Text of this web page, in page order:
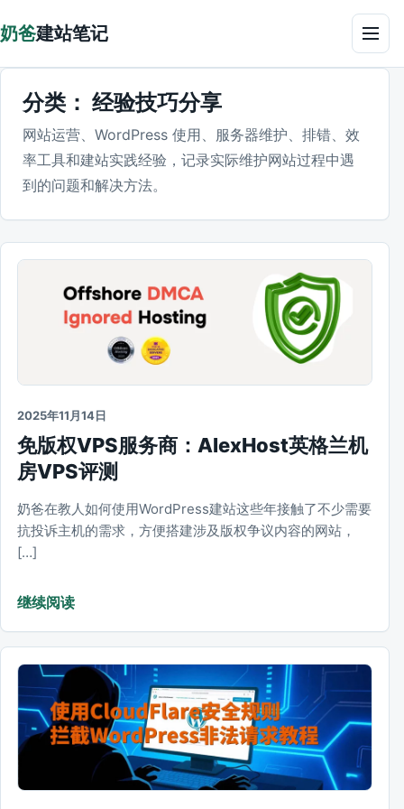
奶爸建站笔记 菜单
分类： 经验技巧分享
网站运营、WordPress 使用、服务器维护、排错、效
率工具和建站实践经验，记录实际维护网站过程中遇
到的问题和解决方法。
2025年11月14日
免版权VPS服务商：AlexHost英格兰机
房VPS评测
奶爸在教人如何使用WordPress建站这些年接触了不少需要
抗投诉主机的需求，方便搭建涉及版权争议内容的网站，
[…]
继续阅读